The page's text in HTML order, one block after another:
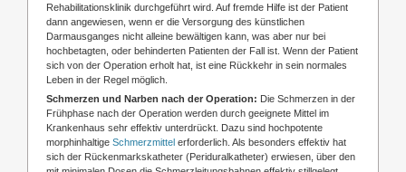
Rehabilitationsklinik durchgeführt wird. Auf fremde Hilfe ist der Patient
dann angewiesen, wenn er die Versorgung des künstlichen
Darmausganges nicht alleine bewältigen kann, was aber nur bei
hochbetagten, oder behinderten Patienten der Fall ist. Wenn der Patient
sich von der Operation erholt hat, ist eine Rückkehr in sein normales
Leben in der Regel möglich.
Schmerzen und Narben nach der Operation: Die Schmerzen in der
Frühphase nach der Operation werden durch geeignete Mittel im
Krankenhaus sehr effektiv unterdrückt. Dazu sind hochpotente
morphinhaltige Schmerzmittel erforderlich. Als besonders effektiv hat
sich der Rückenmarkskatheter (Periduralkatheter) erwiesen, über den